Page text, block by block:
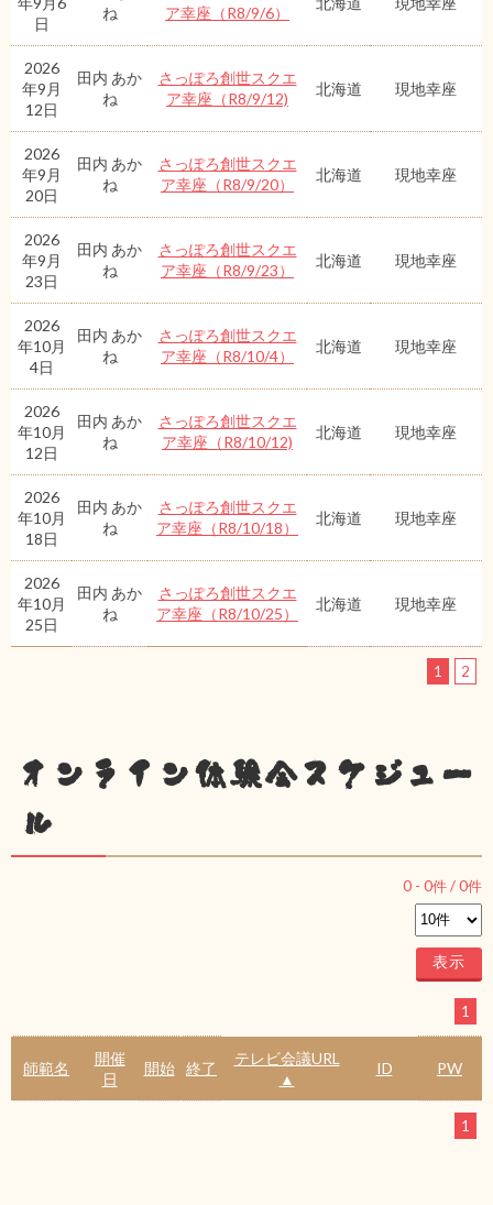
日
ね
ア幸座（R8/9/6）
2026
年9月
12日
田内 あか
ね
さっぽろ創世スクエ
ア幸座（R8/9/12)
北海道 現地幸座
2026
年9月
20日
田内 あか
ね
さっぽろ創世スクエ
ア幸座（R8/9/20）
北海道 現地幸座
2026
年9月
23日
田内 あか
ね
さっぽろ創世スクエ
ア幸座（R8/9/23）
北海道 現地幸座
2026
年10月
4日
田内 あか
ね
さっぽろ創世スクエ
ア幸座（R8/10/4）
北海道 現地幸座
2026
年10月
12日
田内 あか
ね
さっぽろ創世スクエ
ア幸座（R8/10/12)
北海道 現地幸座
2026
年10月
18日
田内 あか
ね
さっぽろ創世スクエ
ア幸座（R8/10/18）
北海道 現地幸座
2026
年10月
25日
田内 あか
ね
さっぽろ創世スクエ
ア幸座（R8/10/25）
北海道 現地幸座
1 2
オンライン体験会スケジュー
ル
0 - 0件 /0件
1
師範名
開催
日
開始 終了
テレビ会議URL
▲
ID PW
1